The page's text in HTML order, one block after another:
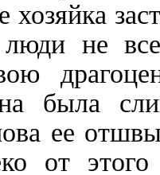
хозяйка
люди не
была
ее
от